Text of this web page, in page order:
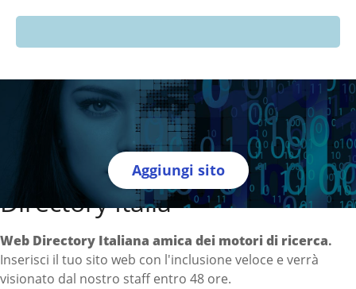
Aggiungi sito
Directory Italia
Web Directory Italiana amica dei motori di ricerca.
Inserisci il tuo sito web con l'inclusione veloce e verrà
visionato dal nostro staff entro 48 ore.